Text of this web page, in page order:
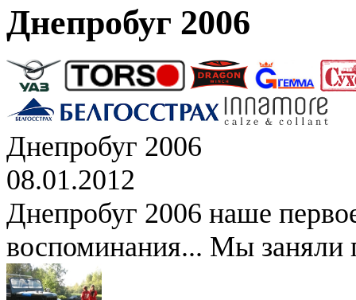
Днепробуг 2006
Днепробуг 2006
08.01.2012
Днепробуг 2006 наше
воспоминания... Мы заняли